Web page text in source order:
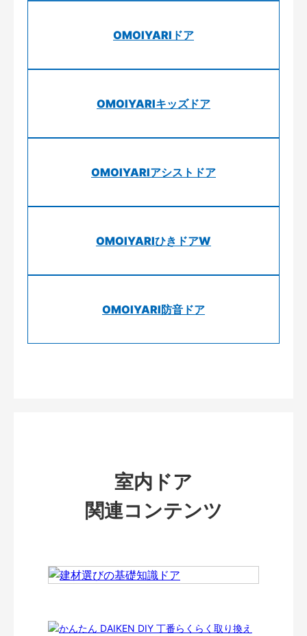
OMOIYARIドア
OMOIYARIキッズドア
OMOIYARIアシストドア
OMOIYARIひきドアW
OMOIYARI防音ドア
室内ドア
関連コンテンツ